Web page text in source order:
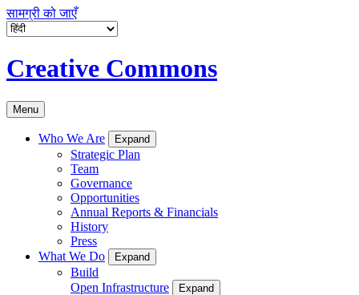
सामग्री को जाएँ
Creative Commons
Menu
Who We Are Expand
Strategic Plan
Team
Governance
Opportunities
Annual Reports & Financials
History
Press
What We Do
Expand
Build
Open Infrastructure
Expand